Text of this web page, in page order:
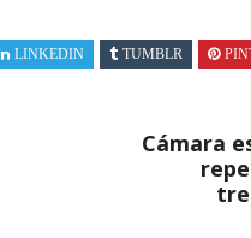
LINKEDIN TUMBLR
Cámara